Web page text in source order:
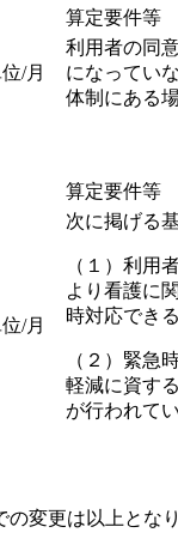
算定要件等
/月
利用者の同
になってい
体制にある
算定要件等
/月
次に掲げる
（１）利用
より看護に
時対応でき
（２）緊急
軽減に資す
が行われて
変更は以上となり